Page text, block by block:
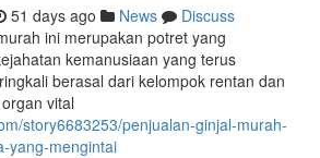
51 days ago News
Discuss
ini merupakan potret yang
kemanusiaan yang terus
berasal dari kelompok rentan dan
vital
story6683253/penjualan-ginjal-murah-
yang-mengintai